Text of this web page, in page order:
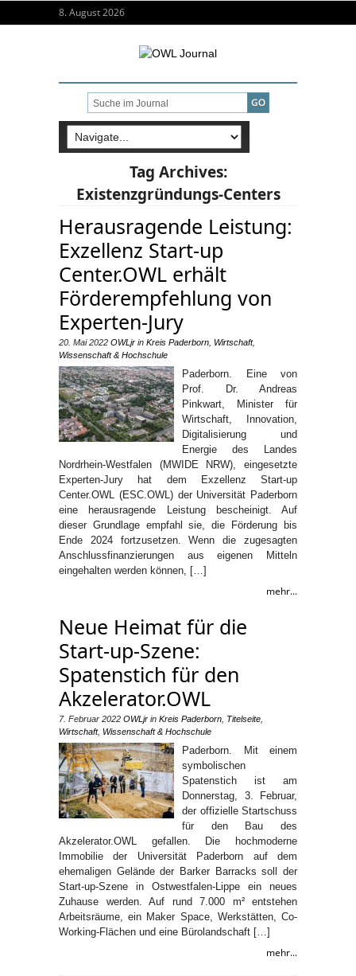
8. August 2026
Tag Archives:
Existenzgründungs-Centers
Herausragende Leistung:
Exzellenz Start-up
Center.OWL erhält
Förderempfehlung von
Experten-Jury
20. Mai 2022 OWLjr in Kreis Paderborn Wirtschaft,
Wissenschaft & Hochschule
Paderborn. Eine von
Prof. Dr. Andreas
Pinkwart, Minister für
Wirtschaft, Innovation,
Digitalisierung und
Energie des Landes
Nordrhein-Westfalen (MWIDE NRW), eingesetzte
Experten-Jury hat dem Exzellenz Start-up
Center.OWL (ESC.OWL) der Universität Paderborn
eine herausragende Leistung bescheinigt. Auf
dieser Grundlage empfahl sie, die Förderung bis
Ende 2024 fortzusetzen. Wenn die zugesagten
Anschlussfinanzierungen aus eigenen Mitteln
eingehalten werden können, […]
mehr...
Neue Heimat für die
Start-up-Szene:
Spatenstich für den
Akzelerator.OWL
7. Februar 2022 OWLjr in Kreis Paderborn Titelseite
Wirtschaft, Wissenschaft & Hochschule
Paderborn. Mit einem
symbolischen
Spatenstich ist am
Donnerstag, 3. Februar,
der offizielle Startschuss
für den Bau des
Akzelerator.OWL gefallen. Die hochmoderne
Immobilie der Universität Paderborn auf dem
ehemaligen Gelände der Barker Barracks soll der
Start-up-Szene in Ostwestfalen-Lippe ein neues
Zuhause werden. Auf rund 7.000 m² entstehen
Arbeitsräume, ein Maker Space, Werkstätten, Co-
Working-Flächen und eine Bürolandschaft […]
mehr...